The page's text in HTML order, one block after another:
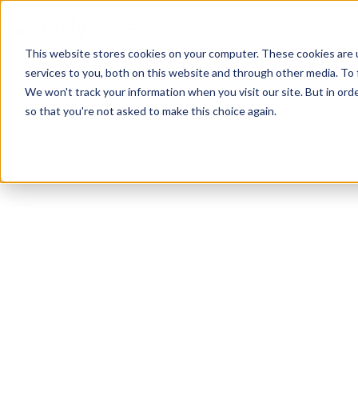
This website stores cookies on your computer. These cookies
services to you, both on this website and through other media.
We won't track your information when you visit our site. But in
so that you're not asked to make this choice again.